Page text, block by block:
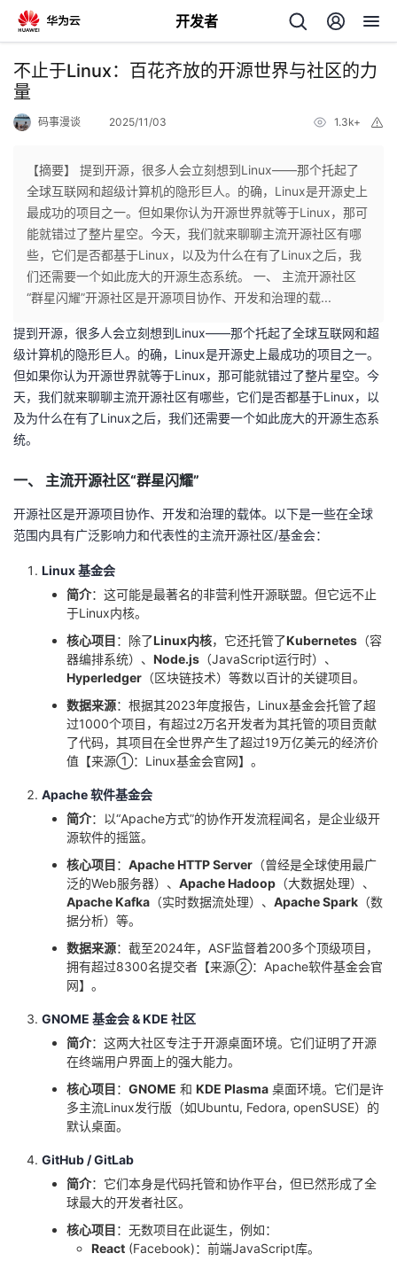
开发者
返
回
个
人
主
页
我
的
开
发
者
的
我
程
认
的
我
Programs
的
支
我
声
不止于Linux：百花齐放的开源世界与社区的力
量
码事漫谈 2025/11/03 1.3k+
【摘要】 提到开源，很多人会立刻想到Linux——那个托起了
全球互联网和超级计算机的隐形巨人。的确，Linux是开源史上
最成功的项目之一。但如果你认为开源世界就等于Linux，那可
能就错过了整片星空。今天，我们就来聊聊主流开源社区有哪
些，它们是否都基于Linux，以及为什么在有了Linux之后，我
们还需要一个如此庞大的开源生态系统。 一、 主流开源社区
“群星闪耀”开源社区是开源项目协作、开发和治理的载...
提到开源，很多人会立刻想到Linux——那个托起了全球互联网和超
级计算机的隐形巨人。的确，Linux是开源史上最成功的项目之一。
但如果你认为开源世界就等于Linux，那可能就错过了整片星空。今
天，我们就来聊聊主流开源社区有哪些，它们是否都基于Linux，以
及为什么在有了Linux之后，我们还需要一个如此庞大的开源生态系
统。
一、 主流开源社区“群星闪耀”
开源社区是开源项目协作、开发和治理的载体。以下是一些在全球
范围内具有广泛影响力和代表性的主流开源社区/基金会：
Linux 基金会
简介：这可能是最著名的非营利性开源联盟。但它远不止
于Linux内核。
核心项目：除了Linux内核，它还托管了Kubernetes （容
器编排系统）、 Node.js （JavaScript运行时）、
Hyperledger （区块链技术）等数以百计的关键项目。
数据来源：根据其2023年度报告，Linux基金会托管了超
过1000个项目，有超过2万名开发者为其托管的项目贡献
了代码，其项目在全世界产生了超过19万亿美元的经济价
值【来源①：Linux基金会官网】。
Apache 软件基金会
简介：以“Apache方式”的协作开发流程闻名，是企业级开
源软件的摇篮。
核心项目： Apache HTTP Server （曾经是全球使用最广
泛的Web服务器）、 Apache Hadoop （大数据处理）、
Apache Kafka （实时数据流处理）、 Apache Spark （数
据分析）等。
数据来源：截至2024年，ASF监督着200多个顶级项目，
拥有超过8300名提交者【来源②：Apache软件基金会官
网】。
GNOME 基金会 & KDE 社区
简介：这两大社区专注于开源桌面环境。它们证明了开源
在终端用户界面上的强大能力。
核心项目： GNOME 和 KDE Plasma 桌面环境。它们是许
多主流Linux发行版（如Ubuntu, Fedora, openSUSE）的
默认桌面。
GitHub / GitLab
简介：它们本身是代码托管和协作平台，但已然形成了全
球最大的开发者社区。
核心项目：无数项目在此诞生，例如：
React (Facebook)：前端JavaScript库。